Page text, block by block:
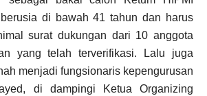
di bawah 41 tahun dan harus
surat dukungan dari 10 anggota
yang telah terverifikasi. Lalu juga
menjadi fungsionaris kepengurusan
di dampingi Ketua Organizing